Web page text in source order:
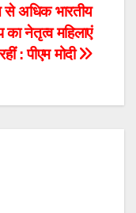
से अधिक भारतीय
का नेतृत्व महिलाएं
: पीएम मोदी